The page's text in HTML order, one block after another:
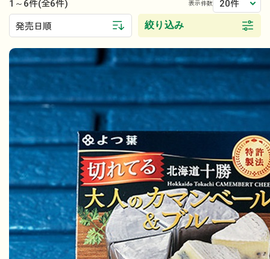
1～6件(全6件) 表示件数 20件
発売日順 絞り込み